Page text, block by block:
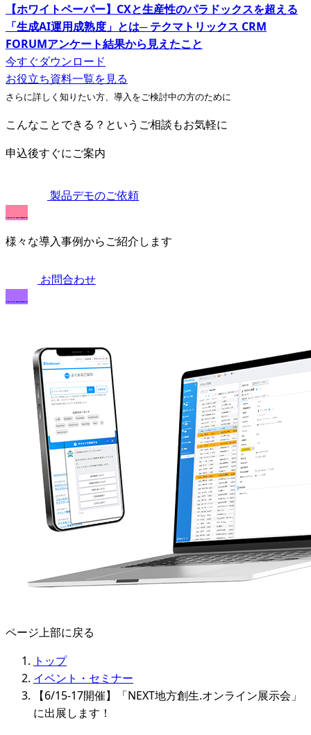
【ホワイトペーパー】CXと生産性のパラドックスを超える
「生成AI運用成熟度」とは─ テクマトリックス CRM
FORUMアンケート結果から見えたこと
今すぐダウンロード
お役立ち資料一覧を見る
さらに詳しく知りたい方、導入をご検討中の方のために
こんなことできる？というご相談もお気軽に
申込後すぐにご案内
製品デモのご依頼
様々な導入事例からご紹介します
お問合わせ
ページ上部に戻る
トップ
イベント・セミナー
【6/15-17開催】「NEXT地方創生.オンライン展示会」
に出展します！